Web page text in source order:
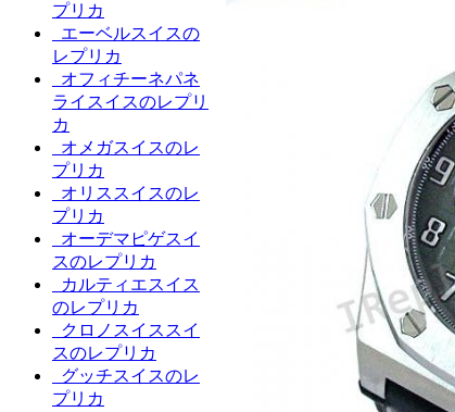
プリカ
エーベルスイスの
レプリカ
オフィチーネパネ
ライスイスのレプリ
カ
オメガスイスのレ
プリカ
オリススイスのレ
プリカ
オーデマピゲスイ
スのレプリカ
カルティエスイス
のレプリカ
クロノスイススイ
スのレプリカ
グッチスイスのレ
プリカ